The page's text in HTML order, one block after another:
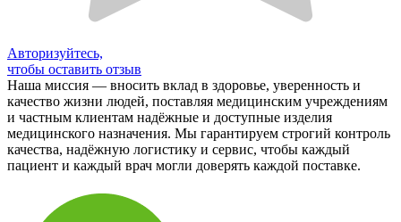
Авторизуйтесь,
чтобы оставить отзыв
Наша миссия — вносить вклад в здоровье, уверенность и
качество жизни людей, поставляя медицинским учреждениям
и частным клиентам надёжные и доступные изделия
медицинского назначения. Мы гарантируем строгий контроль
качества, надёжную логистику и сервис, чтобы каждый
пациент и каждый врач могли доверять каждой поставке.